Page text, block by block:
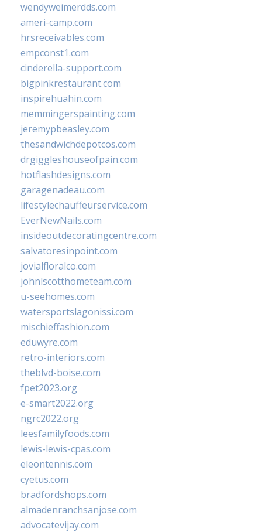
wendyweimerdds.com
ameri-camp.com
hrsreceivables.com
empconst1.com
cinderella-support.com
bigpinkrestaurant.com
inspirehuahin.com
memmingerspainting.com
jeremypbeasley.com
thesandwichdepotcos.com
drgiggleshouseofpain.com
hotflashdesigns.com
garagenadeau.com
lifestylechauffeurservice.com
EverNewNails.com
insideoutdecoratingcentre.com
salvatoresinpoint.com
jovialfloralco.com
johnlscotthometeam.com
u-seehomes.com
watersportslagonissi.com
mischieffashion.com
eduwyre.com
retro-interiors.com
theblvd-boise.com
fpet2023.org
e-smart2022.org
ngrc2022.org
leesfamilyfoods.com
lewis-lewis-cpas.com
eleontennis.com
cyetus.com
bradfordshops.com
almadenranchsanjose.com
advocatevijay.com